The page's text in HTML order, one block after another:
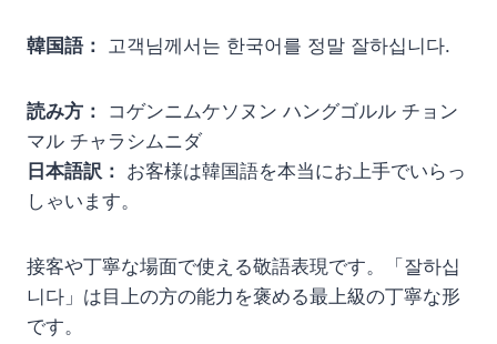
韓国語： 고객님께서는 한국어를 정말 잘하십니다.
読み方：
コゲンニムケソヌン ハングゴルル チョン
マル チャラシムニダ
日本語訳： お客様は韓国語を本当にお上手でいらっ
しゃいます。
接客や丁寧な場面で使える敬語表現です。「잘하십
니다」は目上の方の能力を褒める最上級の丁寧な形
です。